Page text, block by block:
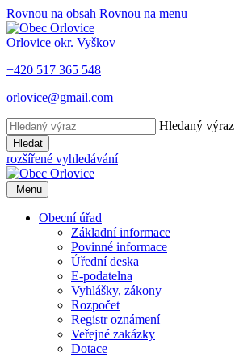
Rovnou na obsah Rovnou na menu
Orlovice okr. Vyškov
+420 517 365 548
orlovice@gmail.com
Hledaný výraz
Hledat
rozšířené vyhledávání
Menu
Obecní úřad
Základní informace
Povinné informace
Úřední deska
E-podatelna
Vyhlášky, zákony
Rozpočet
Registr oznámení
Veřejné zakázky
Dotace